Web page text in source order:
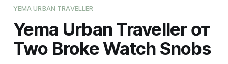
YEMA URBAN TRAVELLER
Yema Urban Traveller от
Two Broke Watch Snobs